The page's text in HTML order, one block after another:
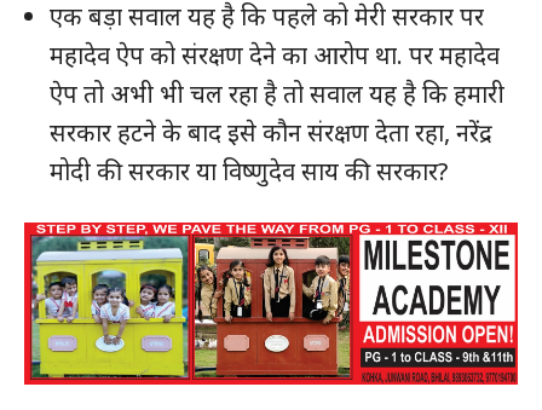
एक बड़ा सवाल यह है कि पहले को मेरी सरकार पर
महादेव ऐप को संरक्षण देने का आरोप था. पर महादेव
ऐप तो अभी भी चल रहा है तो सवाल यह है कि हमारी
सरकार हटने के बाद इसे कौन संरक्षण देता रहा, नरेंद्र
मोदी की सरकार या विष्णुदेव साय की सरकार?